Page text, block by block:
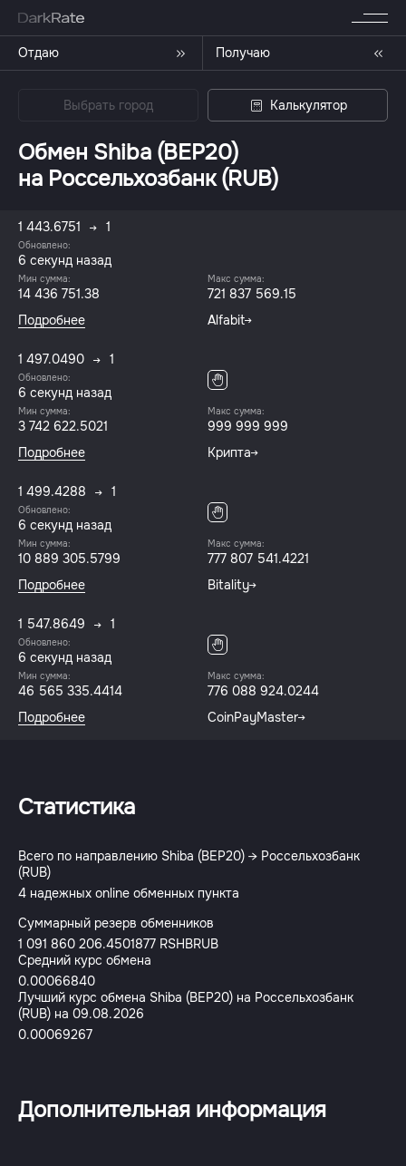
Отдаю Получаю
Выбрать город Калькулятор
Обмен Shiba (BEP20)
на Россельхозбанк (RUB)
1 443.6751 1
Обновлено:
7 секунд назад
Мин сумма:
14 436 751.38
Макс сумма:
721 837 569.15
Подробнее
Alfabit
1 497.0490 1
Обновлено:
7 секунд назад
Мин сумма:
3 742 622.5021
Макс сумма:
999 999 999
Подробнее
Крипта
1 499.4288 1
Обновлено:
7 секунд назад
Мин сумма:
10 889 305.5799
Макс сумма:
777 807 541.4221
Подробнее
Bitality
1 547.8649 1
Обновлено:
7 секунд назад
Мин сумма:
46 565 335.4414
Макс сумма:
776 088 924.0244
Подробнее
CoinPayMaster
Статистика
Всего по направлению Shiba (BEP20) → Россельхозбанк
(RUB)
4 надежных online обменных пункта
Суммарный резерв обменников
1 091 860 206.4501877 RSHBRUB
Средний курс обмена
0.00066840
Лучший курс обмена Shiba (BEP20) на Россельхозбанк
(RUB) на 09.08.2026
0.00069267
Дополнительная информация